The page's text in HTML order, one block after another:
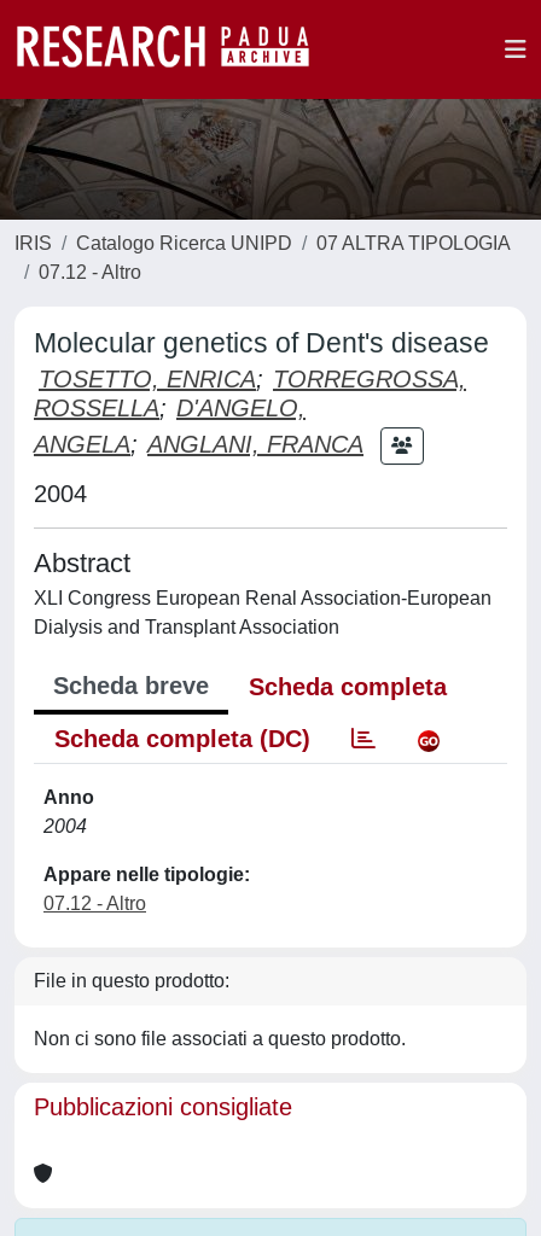
IRIS Catalogo Ricerca UNIPD
07 ALTRA TIPOLOGIA
07.12 - Altro
Molecular genetics of Dent's disease
TOSETTO, ENRICA; TORREGROSSA,
ROSSELLA; D'ANGELO,
ANGELA; ANGLANI, FRANCA
2004
Abstract
XLI Congress European Renal Association-European
Dialysis and Transplant Association
Scheda breve
Scheda completa
Scheda completa (DC)
Anno
2004
Appare nelle tipologie:
07.12 - Altro
File in questo prodotto:
Non ci sono file associati a questo prodotto.
Pubblicazioni consigliate